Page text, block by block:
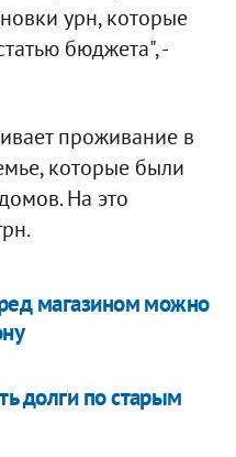
урн, которые
бюджета", -
проживание в
которые были
На это
магазином можно
долги по старым